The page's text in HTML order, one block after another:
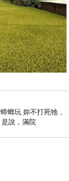
螂玩 妳不打死牠，
說，滿院